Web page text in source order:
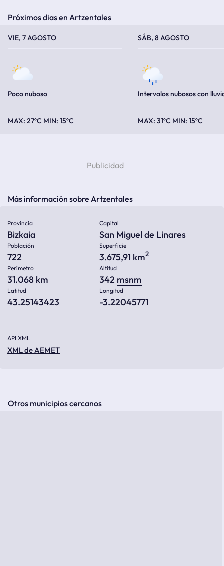
Próximos dias en Artzentales
VIE, 7 AGOSTO
Poco nuboso
27ºC 15ºC
SÁB, 8 AGOSTO
Intervalos nubosos con
31ºC 15ºC
Más información sobre Artzentales
Provincia
Bizkaia
Capital
San Miguel de Linares
Población
722
Superficie
3.675,91 km2
Perímetro
31.068 km
Altitud
342 msnm
Latitud
43.25143423
Longitud
-3.22045771
API XML
XML de AEMET
Otros municipios cercanos